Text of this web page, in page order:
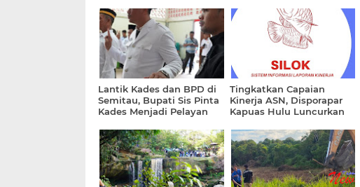
Lantik Kades dan BPD di
Semitau, Bupati Sis Pinta
Kades Menjadi Pelayan
Tingkatkan Capaian
Kinerja ASN, Disporapar
Kapuas Hulu Luncurkan